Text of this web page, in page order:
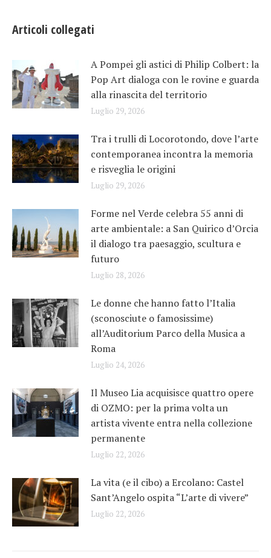
Articoli collegati
A Pompei gli astici di Philip Colbert: la
Pop Art dialoga con le rovine e guarda
alla rinascita del territorio
Luglio 29, 2026
Tra i trulli di Locorotondo, dove l’arte
contemporanea incontra la memoria
e risveglia le origini
Luglio 29, 2026
Forme nel Verde celebra 55 anni di
arte ambientale: a San Quirico d’Orcia
il dialogo tra paesaggio, scultura e
futuro
Luglio 28, 2026
Le donne che hanno fatto l’Italia
(sconosciute o famosissime)
all’Auditorium Parco della Musica a
Roma
Luglio 24, 2026
Il Museo Lia acquisisce quattro opere
di OZMO: per la prima volta un
artista vivente entra nella collezione
permanente
Luglio 22, 2026
La vita (e il cibo) a Ercolano: Castel
Sant’Angelo ospita “L’arte di vivere”
Luglio 22, 2026